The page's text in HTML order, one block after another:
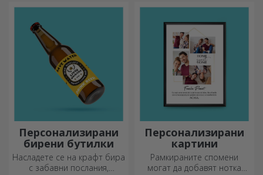
Персонализирани
бирени бутилки
Насладете се на крафт бира
с забавни послания,
Персонализирани
картини
Рамкираните спомени
могат да добавят нотка